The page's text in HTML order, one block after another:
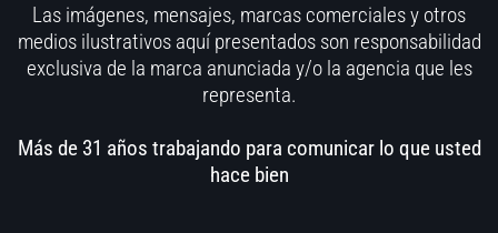
Las imágenes, mensajes, marcas comerciales y otros
medios ilustrativos aquí presentados son responsabilidad
exclusiva de la marca anunciada y/o la agencia que les
representa.
Más de 31 años trabajando para comunicar lo que usted
hace bien